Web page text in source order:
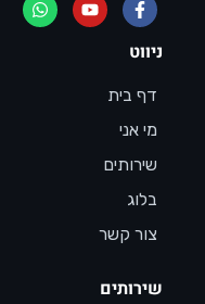
ניווט
דף בית
מי אני
שירותים
בלוג
צור קשר
שירותים